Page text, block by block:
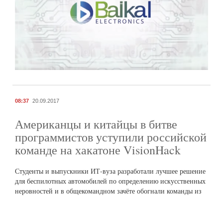
08:37 20.09.2017
Американцы и китайцы в битве
программистов уступили российской
команде на хакатоне VisionHack
Студенты и выпускники ИТ-вуза разработали лучшее решение
для беспилотных автомобилей по определению искусственных
неровностей и в общекомандном зачёте обогнали команды из